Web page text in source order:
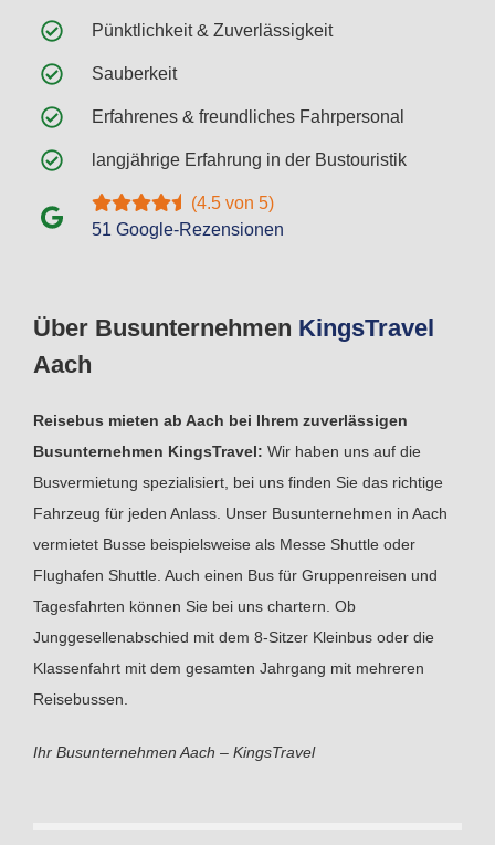
Über Busunternehmen KingsTravel
Aach
Reisebus mieten ab Aach bei Ihrem zuverlässigen
Busunternehmen KingsTravel: Wir haben uns auf die
Busvermietung spezialisiert, bei uns finden Sie das richtige
Fahrzeug für jeden Anlass. Unser Busunternehmen in Aach
vermietet Busse beispielsweise als Messe Shuttle oder
Flughafen Shuttle. Auch einen Bus für Gruppenreisen und
Tagesfahrten können Sie bei uns chartern. Ob
Junggesellenabschied mit dem 8-Sitzer Kleinbus oder die
Klassenfahrt mit dem gesamten Jahrgang mit mehreren
Reisebussen.
Ihr Busunternehmen Aach – KingsTravel
Pünktlichkeit & Zuverlässigkeit
Sauberkeit
Erfahrenes & freundliches Fahrpersonal
langjährige Erfahrung in der Bustouristik
(4.5 von 5)
51 Google-Rezensionen